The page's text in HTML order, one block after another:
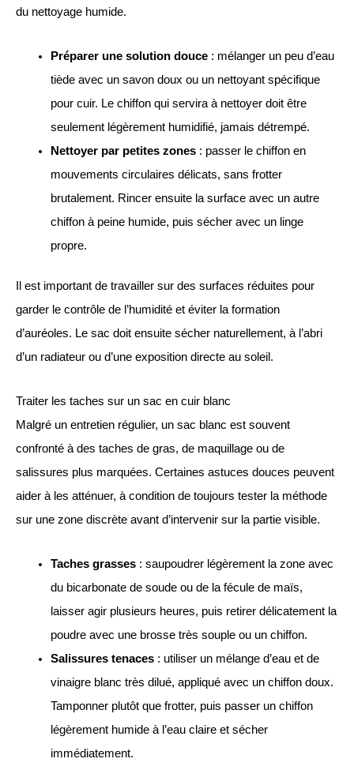
du nettoyage humide.
Préparer une solution douce: mélanger un peu d’eau
tiède avec un savon doux ou un nettoyant spécifique
pour cuir. Le chiffon qui servira à nettoyer doit être
seulement légèrement humidifié, jamais détrempé.
Nettoyer par petites zones: passer le chiffon en
mouvements circulaires délicats, sans frotter
brutalement. Rincer ensuite la surface avec un autre
chiffon à peine humide, puis sécher avec un linge
propre.
Il est important de travailler sur des surfaces réduites pour
garder le contrôle de l’humidité et éviter la formation
d’auréoles. Le sac doit ensuite sécher naturellement, à l’abri
d’un radiateur ou d’une exposition directe au soleil.
Traiter les taches sur un sac en cuir blanc
Malgré un entretien régulier, un sac blanc est souvent
confronté à des taches de gras, de maquillage ou de
salissures plus marquées. Certaines astuces douces peuvent
aider à les atténuer, à condition de toujours tester la méthode
sur une zone discrète avant d’intervenir sur la partie visible.
Taches grasses: saupoudrer légèrement la zone avec
du bicarbonate de soude ou de la fécule de maïs,
laisser agir plusieurs heures, puis retirer délicatement la
poudre avec une brosse très souple ou un chiffon.
Salissures tenaces: utiliser un mélange d’eau et de
vinaigre blanc très dilué, appliqué avec un chiffon doux.
Tamponner plutôt que frotter, puis passer un chiffon
légèrement humide à l’eau claire et sécher
immédiatement.